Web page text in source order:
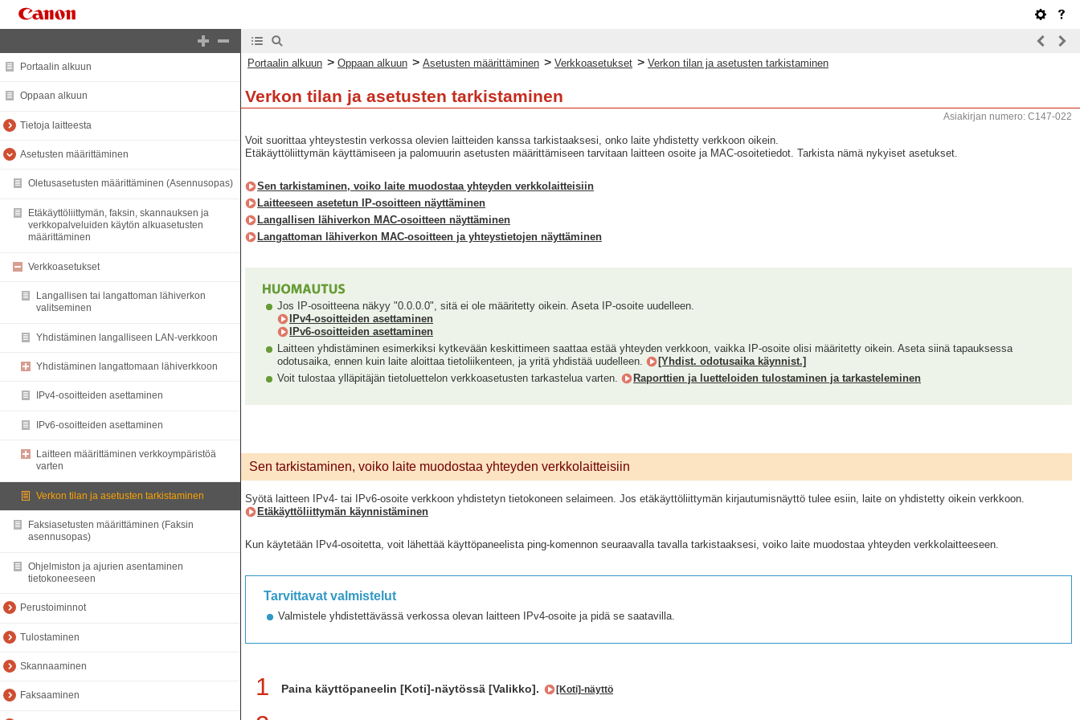
Portaalin alkuun
Oppaan alkuun
Tietoja laitteesta
Asetusten määrittäminen
Oletusasetusten määrittäminen (Asennusopas)
Etäkäyttöliittymän, faksin, skannauksen ja
verkkopalveluiden käytön alkuasetusten
määrittäminen
Verkkoasetukset
Langallisen tai langattoman lähiverkon
valitseminen
Yhdistäminen langalliseen LAN-verkkoon
Yhdistäminen langattomaan lähiverkkoon
IPv4-osoitteiden asettaminen
IPv6-osoitteiden asettaminen
Laitteen määrittäminen verkkoympäristöä
varten
Verkon tilan ja asetusten tarkistaminen
Faksiasetusten määrittäminen (Faksin
asennusopas)
Ohjelmiston ja ajurien asentaminen
tietokoneeseen
Perustoiminnot
Tulostaminen
Skannaaminen
Faksaaminen
Portaalin alkuun > Oppaan alkuun > Asetusten määrittäminen > Verkkoasetukset > Verkon tilan ja asetusten tarkistaminen
Verkon tilan ja asetusten tarkistaminen
Asiakirjan numero: C147-022
Voit suorittaa yhteystestin verkossa olevien laitteiden kanssa tarkistaaksesi, onko laite yhdistetty verkkoon oikein.
Etäkäyttöliittymän käyttämiseen ja palomuurin asetusten määrittämiseen tarvitaan laitteen osoite ja MAC-osoitetiedot. Tarkista nämä nykyiset asetukset.
Sen tarkistaminen, voiko laite muodostaa yhteyden verkkolaitteisiin
Laitteeseen asetetun IP-osoitteen näyttäminen
Langallisen lähiverkon MAC-osoitteen näyttäminen
Langattoman lähiverkon MAC-osoitteen ja yhteystietojen näyttäminen
Jos IP-osoitteena näkyy "0.0.0.0", sitä ei ole määritetty oikein. Aseta IP-osoite uudelleen.
IPv4-osoitteiden asettaminen
IPv6-osoitteiden asettaminen
Laitteen yhdistäminen esimerkiksi kytkevään keskittimeen saattaa estää yhteyden verkkoon, vaikka IP-osoite olisi määritetty oikein. Aseta siinä tapauksessa
odotusaika, ennen kuin laite aloittaa tietoliikenteen, ja yritä yhdistää uudelleen.
[Yhdist. odotusaika käynnist.]
Voit tulostaa ylläpitäjän tietoluettelon verkkoasetusten tarkastelua varten.
Raporttien ja luetteloiden tulostaminen ja tarkasteleminen
Sen tarkistaminen, voiko laite muodostaa yhteyden verkkolaitteisiin
Syötä laitteen IPv4- tai IPv6-osoite verkkoon yhdistetyn tietokoneen selaimeen. Jos etäkäyttöliittymän kirjautumisnäyttö tulee esiin, laite on yhdistetty oikein verkkoon.
Etäkäyttöliittymän käynnistäminen
Kun käytetään IPv4-osoitetta, voit lähettää käyttöpaneelista ping-komennon seuraavalla tavalla tarkistaaksesi, voiko laite muodostaa yhteyden verkkolaitteeseen.
Tarvittavat valmistelut
Valmistele yhdistettävässä verkossa olevan laitteen IPv4-osoite ja pidä se saatavilla.
1 Paina käyttöpaneelin [Koti]-näytössä [Valikko]. [Koti]-näyttö